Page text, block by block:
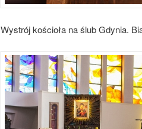
Wystrój kościoła na ślub Gdynia.